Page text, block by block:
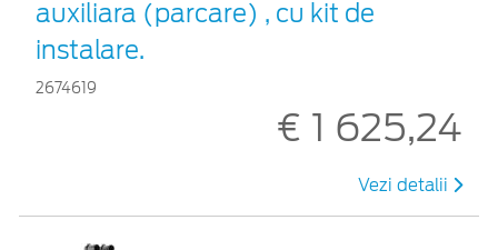
auxiliara (parcare) , cu kit de
instalare.
2674619
€ 1 625,24
Vezi detalii